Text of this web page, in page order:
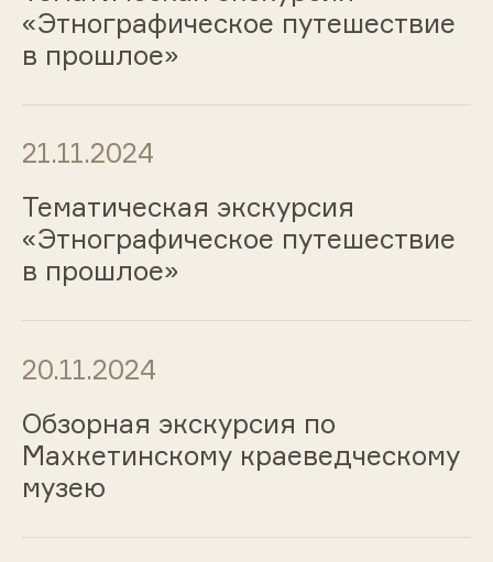
«Этнографическое путешествие
в прошлое»
21.11.2024
Тематическая экскурсия
«Этнографическое путешествие
в прошлое»
20.11.2024
Обзорная экскурсия по
Махкетинскому краеведческому
музею